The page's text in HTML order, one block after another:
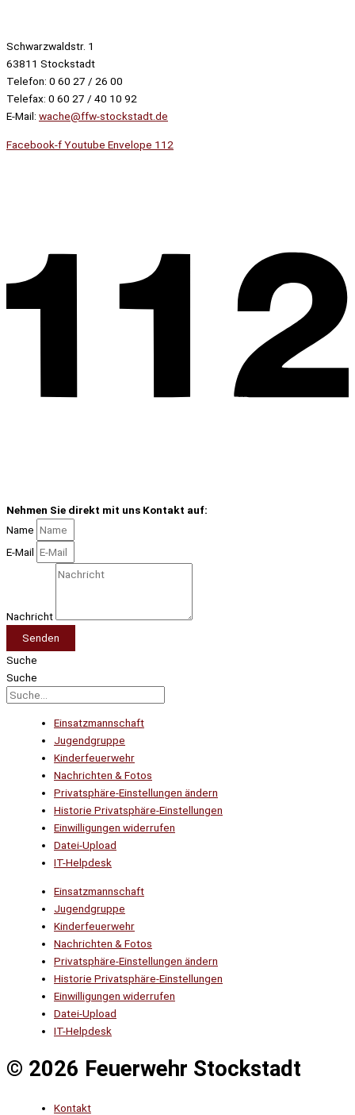
Schwarzwaldstr. 1
63811 Stockstadt
Telefon: 0 60 27 / 26 00
Telefax: 0 60 27 / 40 10 92
E-Mail: wache@ffw-stockstadt.de
Facebook-fYoutube Envelope 112
Nehmen Sie direkt mit uns Kontakt auf:
Name
E-Mail
Nachricht
Senden
Suche
Suche
Einsatzmannschaft
Jugendgruppe
Kinderfeuerwehr
Nachrichten & Fotos
Privatsphäre-Einstellungen ändern
Historie Privatsphäre-Einstellungen
Einwilligungen widerrufen
Datei-Upload
IT-Helpdesk
Einsatzmannschaft
Jugendgruppe
Kinderfeuerwehr
Nachrichten & Fotos
Privatsphäre-Einstellungen ändern
Historie Privatsphäre-Einstellungen
Einwilligungen widerrufen
Datei-Upload
IT-Helpdesk
© 2026 Feuerwehr Stockstadt
Kontakt